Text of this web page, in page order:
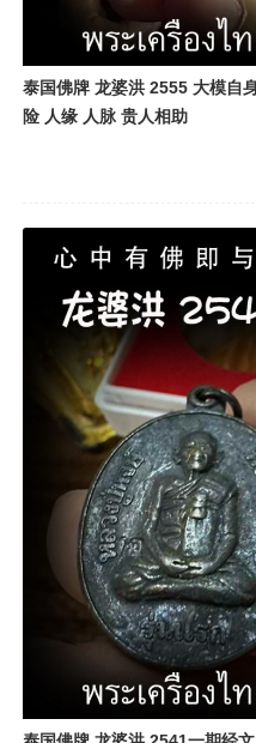
泰国佛牌 龙婆洪 2555 大模自
险 人缘 人脉 贵人相助